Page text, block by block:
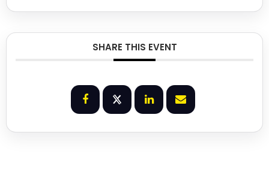
SHARE THIS EVENT